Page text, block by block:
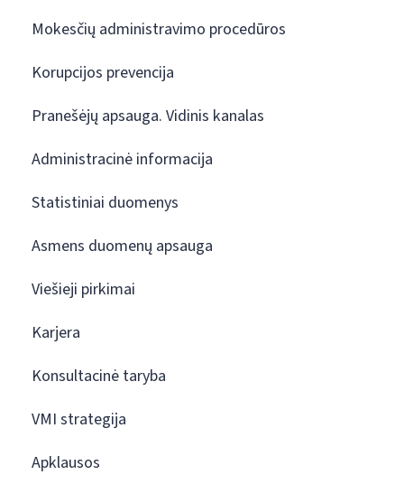
Mokesčių administravimo procedūros
Korupcijos prevencija
Pranešėjų apsauga. Vidinis kanalas
Administracinė informacija
Statistiniai duomenys
Asmens duomenų apsauga
Viešieji pirkimai
Karjera
Konsultacinė taryba
VMI strategija
Apklausos